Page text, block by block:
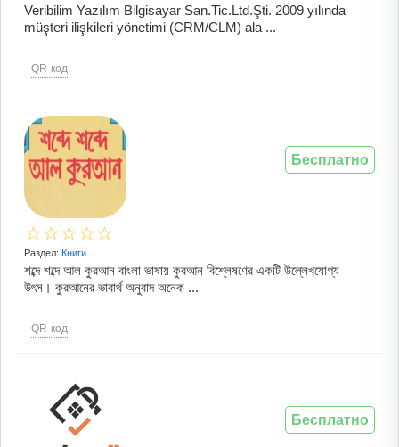
Veribilim Yazılım Bilgisayar San.Tic.Ltd.Şti. 2009 yılında
müşteri ilişkileri yönetimi (CRM/CLM) ala ...
QR-код
Раздел: Книги
শব্দে শব্দে আল কুরআন বাংলা ভাষায় কুরআন বিশ্লেষণের একটি উল্লেখযোগ্য
উৎস। কুরআনের ভাবার্থ অনুবাদ অনেক ...
QR-код
Бесплатно
Бесплатно